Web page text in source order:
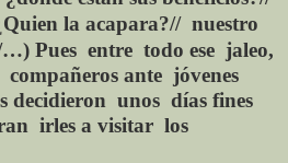
la acapara?// nuestro
…) Pues entre todo ese jaleo,
compañeros ante jóvenes
decidieron unos días fines
irles a visitar los